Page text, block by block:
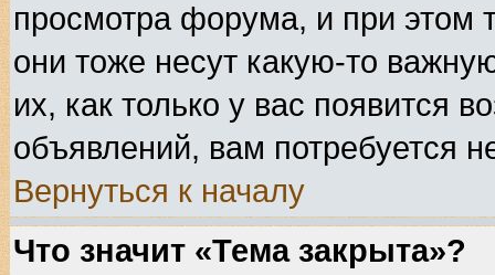
просмотра форума, и при этом
они тоже несут какую-то
их, как только у вас появится
объявлений, вам потребуется
Вернуться к началу
Что значит «Тема закрыта»?